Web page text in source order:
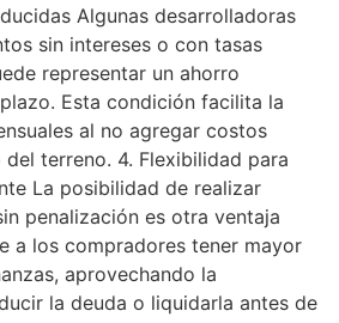
Algunas desarrolladoras
sin intereses o con tasas
representar un ahorro
Esta condición facilita la
al no agregar costos
terreno. 4. Flexibilidad para
La posibilidad de realizar
penalización es otra ventaja
a los compradores tener mayor
aprovechando la
la deuda o liquidarla antes de